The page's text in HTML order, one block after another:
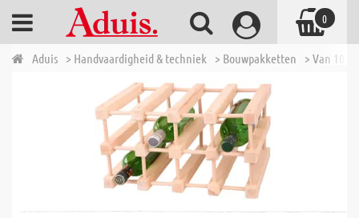
Aduis > Handvaardigheid & techniek > Bouwpakketten > Van 10
0